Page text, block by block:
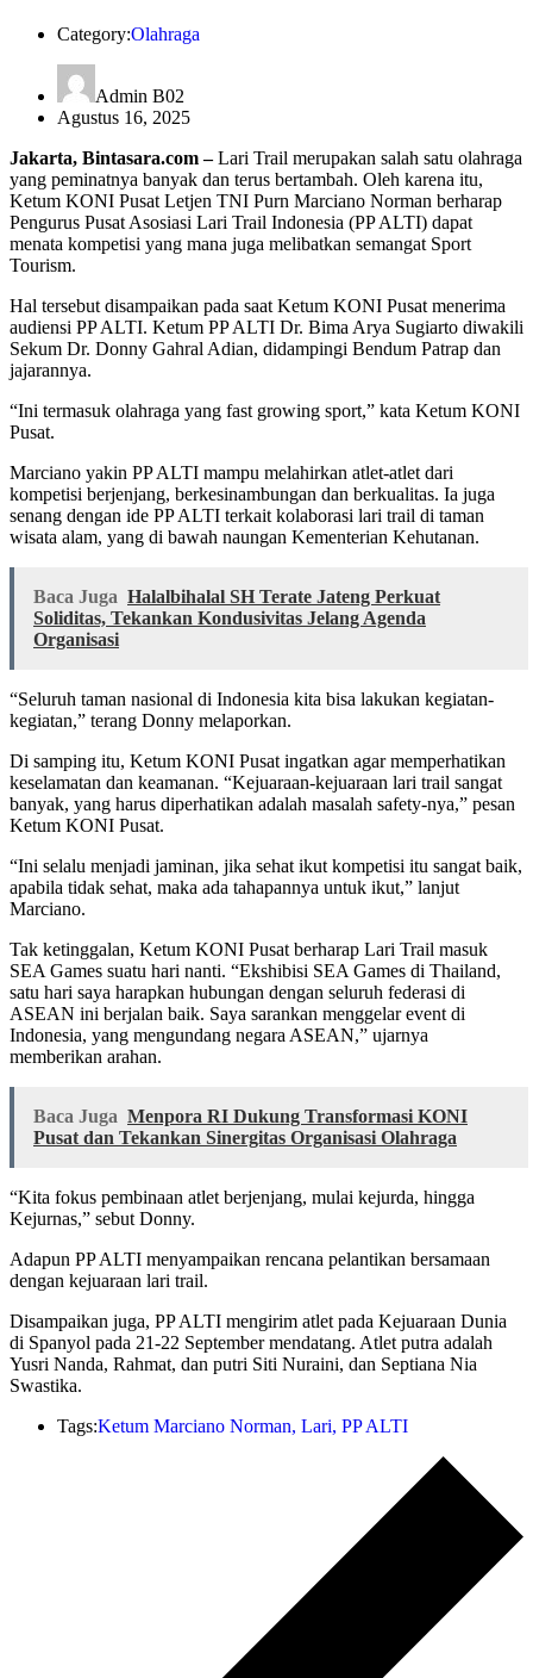
Category:Olahraga
Admin B02
Agustus 16, 2025
Jakarta, Bintasara.com –Lari Trail merupakan salah satu olahraga
yang peminatnya banyak dan terus bertambah. Oleh karena itu,
Ketum KONI Pusat Letjen TNI Purn Marciano Norman berharap
Pengurus Pusat Asosiasi Lari Trail Indonesia (PP ALTI) dapat
menata kompetisi yang mana juga melibatkan semangat Sport
Tourism.
Hal tersebut disampaikan pada saat Ketum KONI Pusat menerima
audiensi PP ALTI. Ketum PP ALTI Dr. Bima Arya Sugiarto diwakili
Sekum Dr. Donny Gahral Adian, didampingi Bendum Patrap dan
jajarannya.
“Ini termasuk olahraga yang fast growing sport,” kata Ketum KONI
Pusat.
Marciano yakin PP ALTI mampu melahirkan atlet-atlet dari
kompetisi berjenjang, berkesinambungan dan berkualitas. Ia juga
senang dengan ide PP ALTI terkait kolaborasi lari trail di taman
wisata alam, yang di bawah naungan Kementerian Kehutanan.
Baca Juga Halalbihalal SH Terate Jateng Perkuat
Soliditas, Tekankan Kondusivitas Jelang Agenda
Organisasi
“Seluruh taman nasional di Indonesia kita bisa lakukan kegiatan-
kegiatan,” terang Donny melaporkan.
Di samping itu, Ketum KONI Pusat ingatkan agar memperhatikan
keselamatan dan keamanan. “Kejuaraan-kejuaraan lari trail sangat
banyak, yang harus diperhatikan adalah masalah safety-nya,” pesan
Ketum KONI Pusat.
“Ini selalu menjadi jaminan, jika sehat ikut kompetisi itu sangat baik,
apabila tidak sehat, maka ada tahapannya untuk ikut,” lanjut
Marciano.
Tak ketinggalan, Ketum KONI Pusat berharap Lari Trail masuk
SEA Games suatu hari nanti. “Ekshibisi SEA Games di Thailand,
satu hari saya harapkan hubungan dengan seluruh federasi di
ASEAN ini berjalan baik. Saya sarankan menggelar event di
Indonesia, yang mengundang negara ASEAN,” ujarnya
memberikan arahan.
Baca Juga Menpora RI Dukung Transformasi KONI
Pusat dan Tekankan Sinergitas Organisasi Olahraga
“Kita fokus pembinaan atlet berjenjang, mulai kejurda, hingga
Kejurnas,” sebut Donny.
Adapun PP ALTI menyampaikan rencana pelantikan bersamaan
dengan kejuaraan lari trail.
Disampaikan juga, PP ALTI mengirim atlet pada Kejuaraan Dunia
di Spanyol pada 21-22 September mendatang. Atlet putra adalah
Yusri Nanda, Rahmat, dan putri Siti Nuraini, dan Septiana Nia
Swastika.
Tags:Ketum Marciano Norman, Lari, PP ALTI